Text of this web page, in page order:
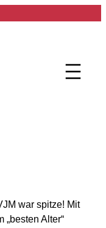
war spitze! Mit
Alter“